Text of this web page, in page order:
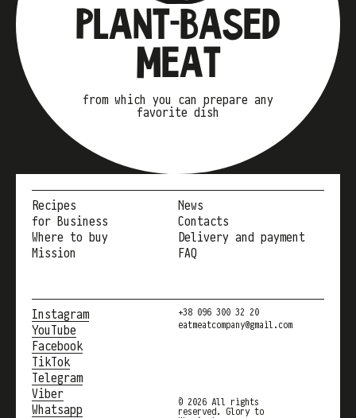
PLANT-BASED
MEAT
from which you can prepare any
favorite dish
Recipes
for Business
Where to buy
Mission
News
Contacts
Delivery and payment
FAQ
Instagram
YouTube
Facebook
TikTok
Telegram
Viber
Whatsapp
+38 096 300 32 20
eatmeatcompany@gmail.com
© 2026 All rights
reserved. Glory to